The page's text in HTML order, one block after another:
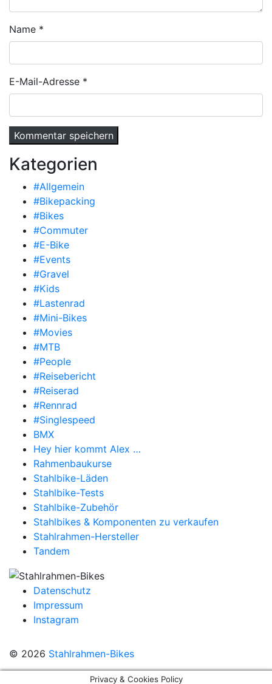
Name *
E-Mail-Adresse *
Kategorien
#Allgemein
#Bikepacking
#Bikes
#Commuter
#E-Bike
#Events
#Gravel
#Kids
#Lastenrad
#Mini-Bikes
#Movies
#MTB
#People
#Reisebericht
#Reiserad
#Rennrad
#Singlespeed
BMX
Hey hier kommt Alex …
Rahmenbaukurse
Stahlbike-Läden
Stahlbike-Tests
Stahlbike-Zubehör
Stahlbikes & Komponenten zu verkaufen
Stahlrahmen-Hersteller
Tandem
Datenschutz
Impressum
Instagram
© 2026 Stahlrahmen-Bikes
Privacy & Cookies Policy